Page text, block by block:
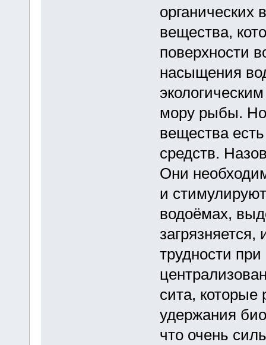
органических
вещества,
поверхности
насыщения
мору рыбы. Но
вещества
средств.
Они
и
водоёмах,
трудности
сита, которые
удержания
что очень